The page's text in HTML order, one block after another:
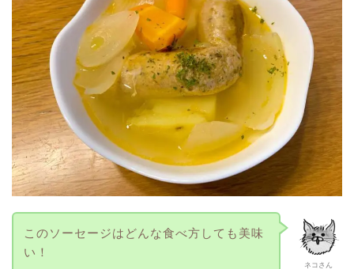
ネコさん
このソーセージはどんな食べ方しても美味
い！